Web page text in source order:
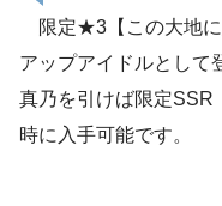
限定★3【この大地に
アップアイドルとして
真乃を引けば限定SSR
時に入手可能です。